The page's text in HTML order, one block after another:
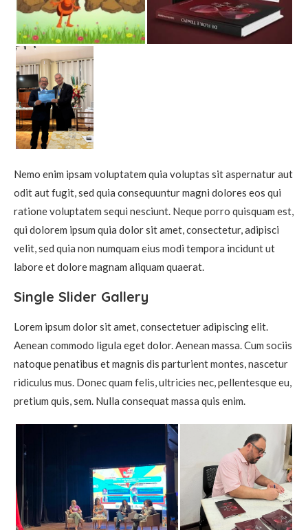
Nemo enim ipsam voluptatem quia voluptas sit aspernatur aut
odit aut fugit, sed quia consequuntur magni dolores eos qui
ratione voluptatem sequi nesciunt. Neque porro quisquam est,
qui dolorem ipsum quia dolor sit amet, consectetur, adipisci
velit, sed quia non numquam eius modi tempora incidunt ut
labore et dolore magnam aliquam quaerat.
Single Slider Gallery
Lorem ipsum dolor sit amet, consectetuer adipiscing elit.
Aenean commodo ligula eget dolor. Aenean massa. Cum sociis
natoque penatibus et magnis dis parturient montes, nascetur
ridiculus mus. Donec quam felis, ultricies nec, pellentesque eu,
pretium quis, sem. Nulla consequat massa quis enim.